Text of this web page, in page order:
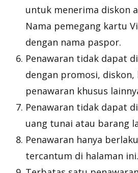
untuk menerima diskon
Nama pemegang kartu
dengan nama paspor.
Penawaran tidak dapat
dengan promosi, diskon,
penawaran khusus
Penawaran tidak dapat
uang tunai atau barang
Penawaran hanya
tercantum di halaman ini.